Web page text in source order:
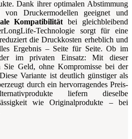
Dank ihrer optimalen Abstimmung
Druckermodellen geeignet und
Kompatibilitätbei gleichbleibend
Technologie sorgt für eine
die Druckkosten erheblich und
Ergebnis – Seite für Seite. Ob im
im privaten Einsatz: Mit dieser
Sie Geld, ohne Kompromisse bei der
Variante ist deutlich günstiger als
durch ein hervorragendes Preis-
liefern dieselbe
wie Originalprodukte – bei